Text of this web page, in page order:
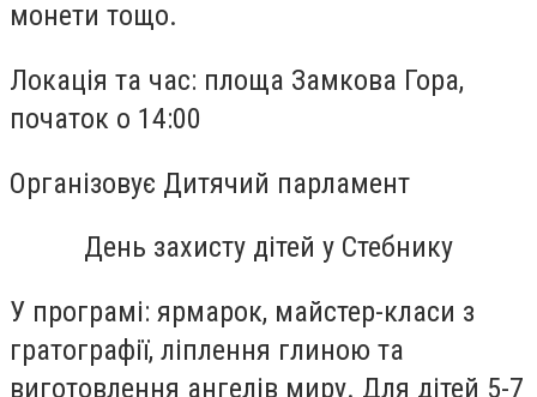
монети тощо.
Локація та час: площа Замкова Гора,
початок о 14:00
Організовує Дитячий парламент
День захисту дітей у Стебнику
У програмі: ярмарок, майстер-класи з
гратографії, ліплення глиною та
виготовлення ангелів миру. Для дітей 5-7